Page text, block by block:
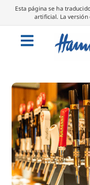
Esta página se ha
artificial. La versión